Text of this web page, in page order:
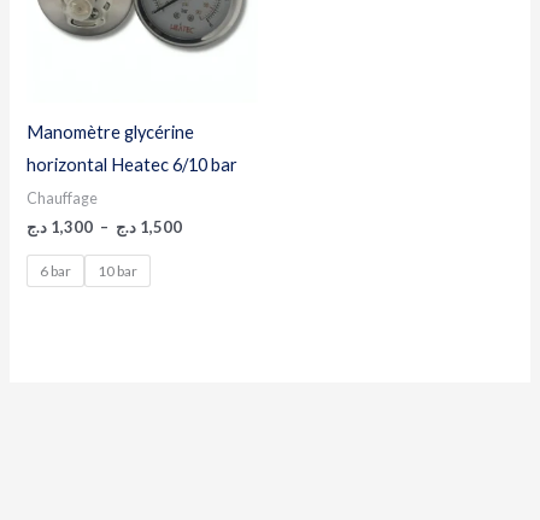
Manomètre glycérine
horizontal Heatec 6/10 bar
Chauffage
1,300 د.ج – 1,500 د.ج
6 bar 10 bar